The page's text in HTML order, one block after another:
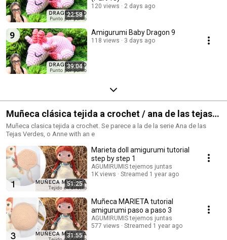
22:58
120 views 2 days ago
39:04
Amigurumi Baby Dragon 9
118 views 3 days ago
Muñeca clásica tejida a crochet / ana de las tejas
verdes amigurumi
Muñeca clasica tejida a crochet. Se parece a la de la serie Ana de las
Tejas Verdes, o Anne with an e
51:25
Marieta doll amigurumi tutorial
step by step 1
AGUMIRUMIS tejemos juntas
1K views
Streamed 1 year ago
31:55
Muñeca MARIETA tutorial
amigurumi paso a paso 3
AGUMIRUMIS tejemos juntas
577 views
Streamed 1 year ago